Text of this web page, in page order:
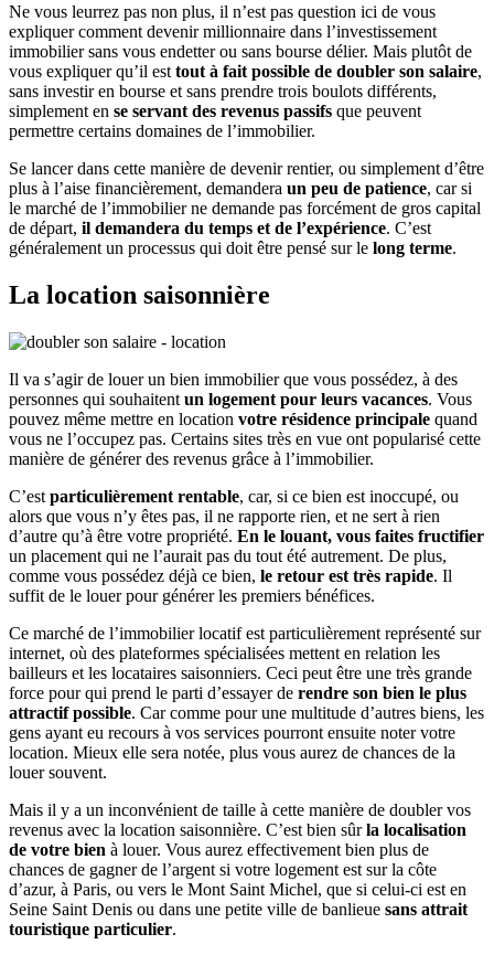
Ne vous leurrez pas non plus, il n’est pas question ici de vous
expliquer comment devenir millionnaire dans l’investissement
immobilier sans vous endetter ou sans bourse délier. Mais plutôt de
vous expliquer qu’il est tout à fait possible de doubler son salaire,
sans investir en bourse et sans prendre trois boulots différents,
simplement en se servant des revenus passifs que peuvent
permettre certains domaines de l’immobilier.
Se lancer dans cette manière de devenir rentier, ou simplement d’être
plus à l’aise financièrement, demandera un peu de patience, car si
le marché de l’immobilier ne demande pas forcément de gros capital
de départ, il demandera du temps et de l’expérience. C’est
généralement un processus qui doit être pensé sur le long terme.
La location saisonnière
Il va s’agir de louer un bien immobilier que vous possédez, à des
personnes qui souhaitent un logement pour leurs vacances. Vous
pouvez même mettre en location votre résidence principale quand
vous ne l’occupez pas. Certains sites très en vue ont popularisé cette
manière de générer des revenus grâce à l’immobilier.
C’est particulièrement rentable, car, si ce bien est inoccupé, ou
alors que vous n’y êtes pas, il ne rapporte rien, et ne sert à rien
d’autre qu’à être votre propriété. En le louant, vous faites fructifier
un placement qui ne l’aurait pas du tout été autrement. De plus,
comme vous possédez déjà ce bien, le retour est très rapide. Il
suffit de le louer pour générer les premiers bénéfices.
Ce marché de l’immobilier locatif est particulièrement représenté sur
internet, où des plateformes spécialisées mettent en relation les
bailleurs et les locataires saisonniers. Ceci peut être une très grande
force pour qui prend le parti d’essayer de rendre son bien le plus
attractif possible. Car comme pour une multitude d’autres biens, les
gens ayant eu recours à vos services pourront ensuite noter votre
location. Mieux elle sera notée, plus vous aurez de chances de la
louer souvent.
Mais il y a un inconvénient de taille à cette manière de doubler vos
revenus avec la location saisonnière. C’est bien sûrla localisation
de votre bien à louer. Vous aurez effectivement bien plus de
chances de gagner de l’argent si votre logement est sur la côte
d’azur, à Paris, ou vers le Mont Saint Michel, que si celui-ci est en
Seine Saint Denis ou dans une petite ville de banlieue sans attrait
touristique particulier.